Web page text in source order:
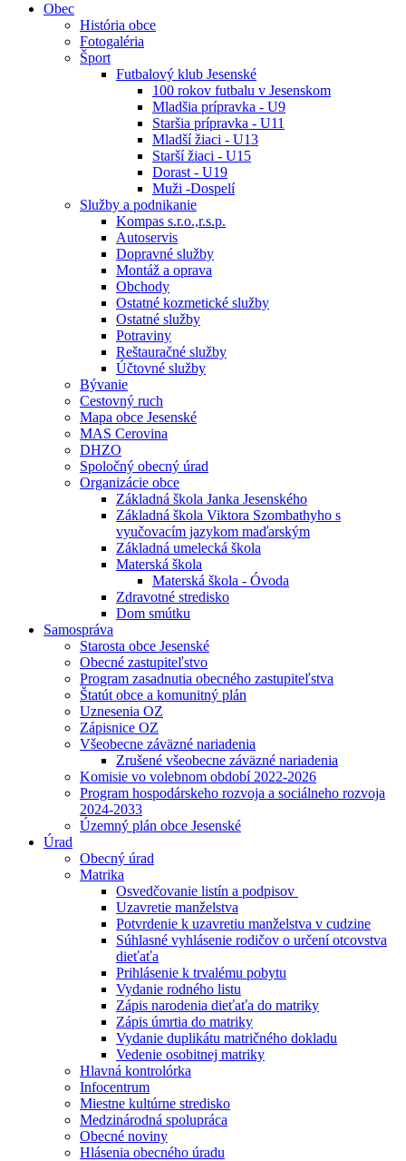
Obec
História obce
Fotogaléria
Šport
Futbalový klub Jesenské
100 rokov futbalu v Jesenskom
Mladšia prípravka - U9
Staršia prípravka - U11
Mladší žiaci - U13
Starší žiaci - U15
Dorast - U19
Muži -Dospelí
Služby a podnikanie
Kompas s.r.o.,r.s.p.
Autoservis
Dopravné služby
Montáž a oprava
Obchody
Ostatné kozmetické služby
Ostatné služby
Potraviny
Reštauračné služby
Účtovné služby
Bývanie
Cestovný ruch
Mapa obce Jesenské
MAS Cerovina
DHZO
Spoločný obecný úrad
Organizácie obce
Základná škola Janka Jesenského
Základná škola Viktora Szombathyho s
vyučovacím jazykom maďarským
Základná umelecká škola
Materská škola
Materská škola - Óvoda
Zdravotné stredisko
Dom smútku
Samospráva
Starosta obce Jesenské
Obecné zastupiteľstvo
Program zasadnutia obecného zastupiteľstva
Štatút obce a komunitný plán
Uznesenia OZ
Zápisnice OZ
Všeobecne záväzné nariadenia
Zrušené všeobecne záväzné nariadenia
Komisie vo volebnom období 2022-2026
Program hospodárskeho rozvoja a sociálneho rozvoja
2024-2033
Územný plán obce Jesenské
Úrad
Obecný úrad
Matrika
Osvedčovanie listín a podpisov
Uzavretie manželstva
Potvrdenie k uzavretiu manželstva v cudzine
Súhlasné vyhlásenie rodičov o určení otcovstva
dieťaťa
Prihlásenie k trvalému pobytu
Vydanie rodného listu
Zápis narodenia dieťaťa do matriky
Zápis úmrtia do matriky
Vydanie duplikátu matričného dokladu
Vedenie osobitnej matriky
Hlavná kontrolórka
Infocentrum
Miestne kultúrne stredisko
Medzinárodná spolupráca
Obecné noviny
Hlásenia obecného úradu